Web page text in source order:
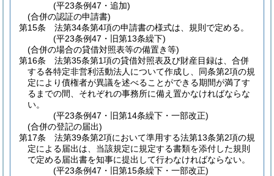
(平23条例47・追加)
(合併の認証の申請書)
第15条
法第34条第4項の申請書の様式は、規則で定める。
(平23条例47・旧第13条繰下)
(合併の場合の貸借対照表等の備置き等)
第16条
法第35条第1項の貸借対照表及び財産目録は、合併
する各特定非営利活動法人について作成し、同条第2項の規
定により債権者が異議を述べることができる期間が満了す
るまでの間、それぞれの事務所に備え置かなければならな
い。
(平23条例47・旧第14条繰下・一部改正)
(合併の登記の届出)
第17条
法第39条第2項において準用する法第13条第2項の規
定による届出は、当該規定に規定する書類を添付した規則
で定める届出書を知事に提出して行わなければならない。
(平23条例47・旧第15条繰下・一部改正)